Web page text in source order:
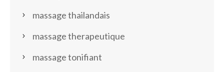
massage thailandais
massage therapeutique
massage tonifiant